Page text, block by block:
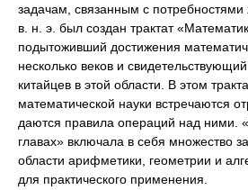
задачам, связанным с потребностями
в. н. э. был создан трактат
подытоживший достижения
несколько веков и
китайцев в этой области. В этом
математической науки встречаются
даются правила операций над ними.
главах» включала в себя множество
области арифметики, геометрии и
для практического применения.